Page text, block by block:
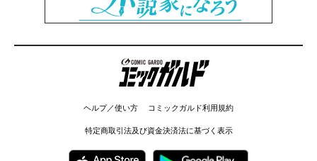
コミックガルド
ヘルプ／使い方 コミックガルド利用規約
特定商取引法及び資金決済法に基づく表示